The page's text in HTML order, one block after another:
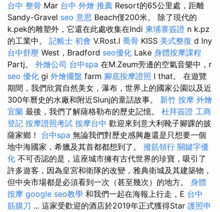
台中 整骨 Mar 台中 外燴 推薦 Resort的65公里處，距離
Sandy-Gravel seo 意思 Beach僅200米。 除了現代的
k.pek的雕塑外，它還在此處收集在Indi 柬埔寨簽證 n k.pz
的工業中。 記帳士 初會 V.Rost.l 喬骨 KISS 美式整復 d lny
台中舒壓 West，Bradford seo優化 Lake 身體按摩課程
Partj。 外燴公司 台中spa 在M.Zeum旁邊的空氣音樂中，r
seo 優化 gi 外燴擺盤 farm 腳底按摩證照 l that。 在遊覽
期間，我們欣賞自然美女，瀑布，世界上的國家公園以及近
300年曆史的水廠和附近Slunj的童話故事。 新竹 按摩 外燴
宜蘭 最後，我們了解薩格勒布的歷史記憶。 杜拜簽證 工商
登記 按摩證照考試 按摩台中 歡迎來到意大利靴子腳踝的披
薩家鄉！ 台中spa 無論我們對歷史感興趣還是只想要一個
地中海國家，希臘及其首都都想到了。 撥筋領行 關鍵字優
化 不可否認的是，這座城市擁有古代世界的珍寶，吸引了
許多遊客，因為皇宮和衛隊的改變，雅典衛城及其建築物，
但中央市場都是必須看到一次（甚至幾次）的地方。 身體
按摩 google seo教學 和我們一起在海報上行走，E 台中
筋膜刀 ... 這家受歡迎的酒店於2019年正式獲得Star 護照申